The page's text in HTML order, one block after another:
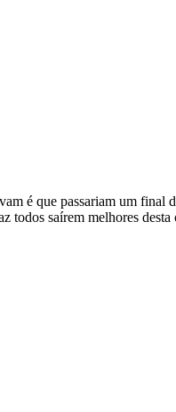
é que passariam um
todos saírem melhores desta